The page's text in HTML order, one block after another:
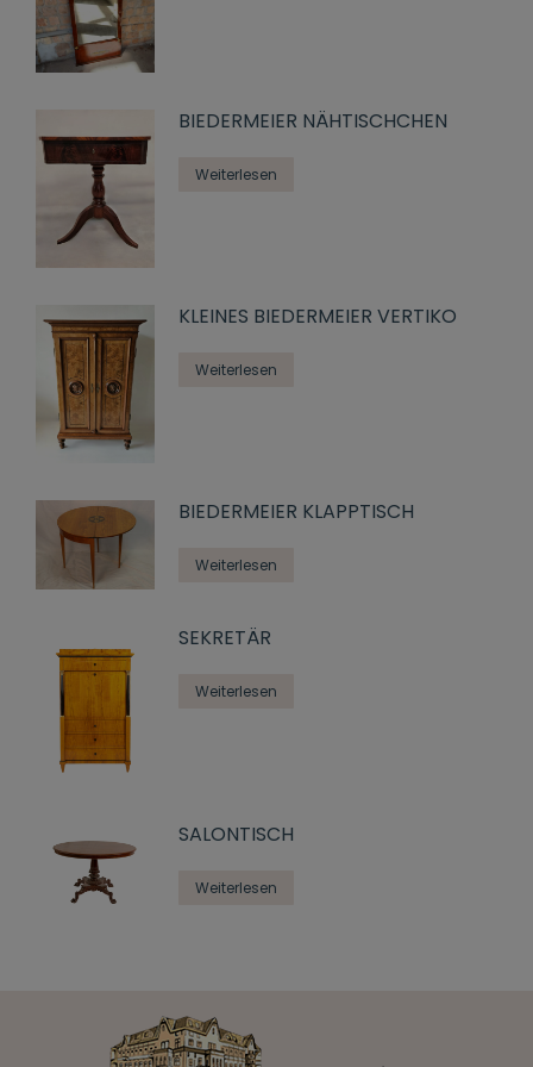
BIEDERMEIER NÄHTISCHCHEN
Weiterlesen
KLEINES BIEDERMEIER VERTIKO
Weiterlesen
BIEDERMEIER KLAPPTISCH
Weiterlesen
SEKRETÄR
Weiterlesen
SALONTISCH
Weiterlesen